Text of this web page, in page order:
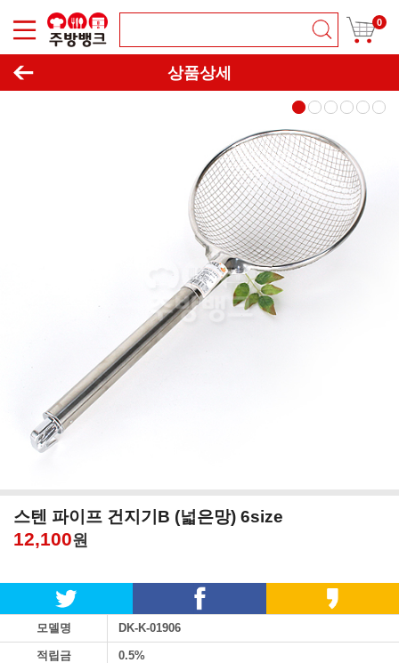
0
상품상세
스텐 파이프 건지기B (넓은망) 6size
12,100원
모델명 DK-K-01906
적립금 0.5%
이동하기 창닫기